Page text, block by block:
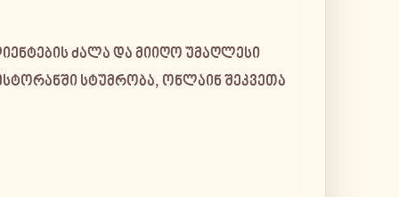
ძალა და მიიღო უმაღლესი
სტუმრობა, ონლაინ შეკვეთა